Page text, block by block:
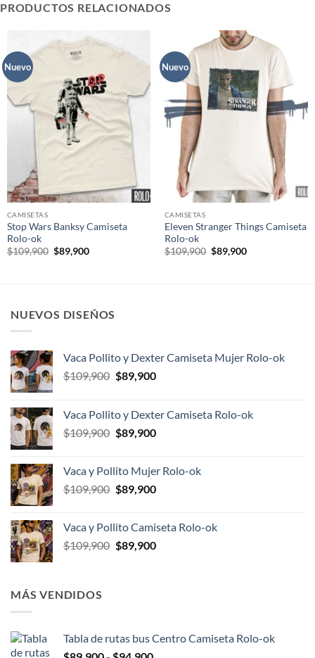
PRODUCTOS RELACIONADOS
Nuevo
CAMISETAS
Stop Wars Banksy Camiseta
Rolo-ok
$109,900 El
precio
$89,900El
Nuevo
CAMISETAS
Eleven Stranger Things Camiseta
Rolo-ok
$109,900 El
precio
$89,900El
NUEVOS DISEÑOS
Vaca Pollito y Dexter Camiseta Mujer Rolo-ok
$109,900 El
era:
$109,900.
$89,900El
es:
$89,900.
Vaca Pollito y Dexter Camiseta Rolo-ok
$109,900 El
era:
$109,900.
$89,900El
es:
$89,900.
Vaca y Pollito Mujer Rolo-ok
$109,900 El
era:
$109,900.
$89,900El
es:
$89,900.
Vaca y Pollito Camiseta Rolo-ok
$109,900 El
$89,900El
MÁS VENDIDOS
Tabla de rutas bus Centro Camiseta Rolo-ok